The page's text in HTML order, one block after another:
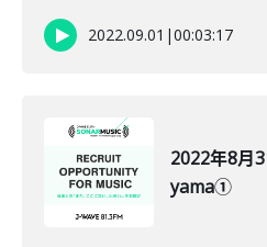
2022.09.01 |00:03:17
2022年8月
yama①